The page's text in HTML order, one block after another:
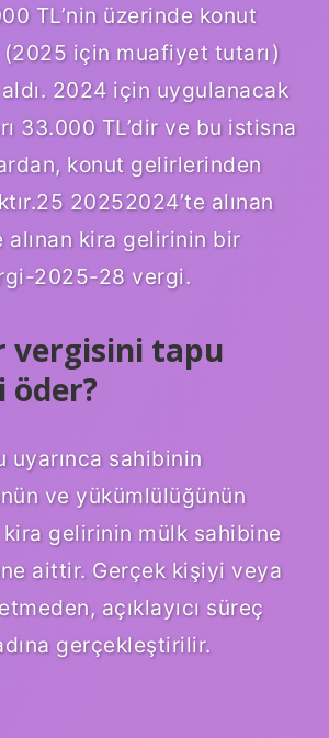
TL’nin üzerinde konut
için muafiyet tutarı)
2024 için uygulanacak
33.000 TL’dir ve bu istisna
konut gelirlerinden
20252024’te alınan
alınan kira gelirinin bir
2025-28 vergi.
vergisini tapu
öder?
uyarınca sahibinin
ve yükümlülüğünün
kira gelirinin mülk sahibine
aittir. Gerçek kişiyi veya
açıklayıcı süreç
gerçekleştirilir.